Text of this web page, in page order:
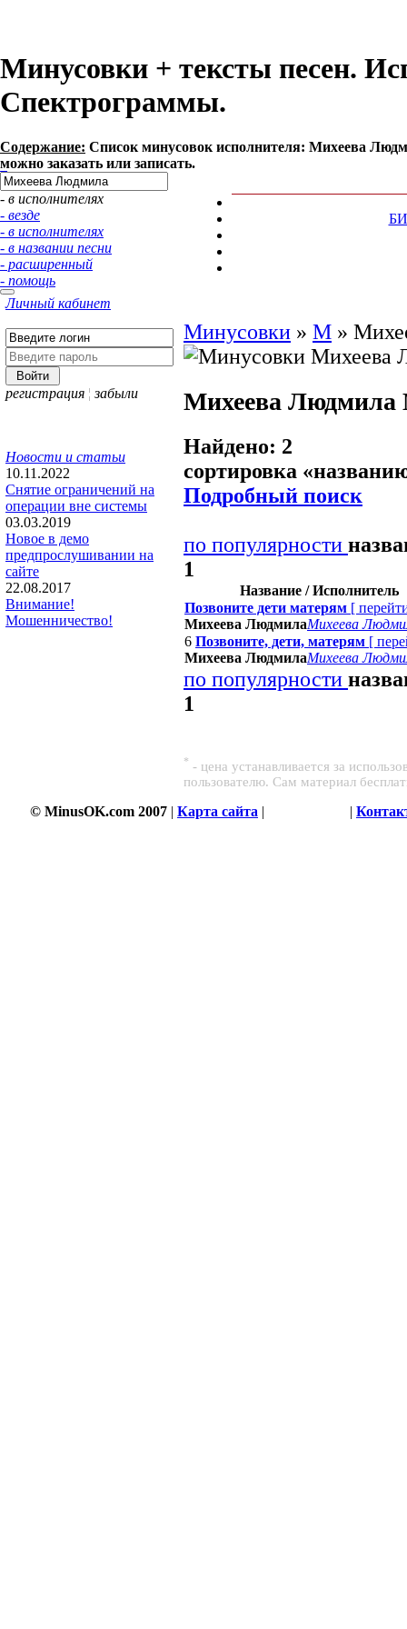
Минусовки + тексты песен.
Спектрограммы.
Содержание: Список минусовок исполнителя: Михеева
можно заказать или записать.
- в исполнителях
- везде
- в исполнителях
- в названии песни
- расширенный
- помощь
Личный кабинет
регистрация ¦ забыли
Новости и статьи
10.11.2022
Снятие ограничений на
операции вне системы
03.03.2019
Новое в демо
предпрослушивании на
сайте
22.08.2017
Внимание!
Мошенничество!
Минусовки » М »
Михеева Людмила
Найдено: 2
сортировка «
Подробный поиск
по популярности
1
Название / Исполнитель
Позвоните дети матерям [
Михеева ЛюдмилаМихеева
6 Позвоните, дети, матерям [
Михеева ЛюдмилаМихеева
по популярности
1
* - цена устанавливается за
пользователю. Сам материал
© MinusOK.com 2007 | Карта сайта | |